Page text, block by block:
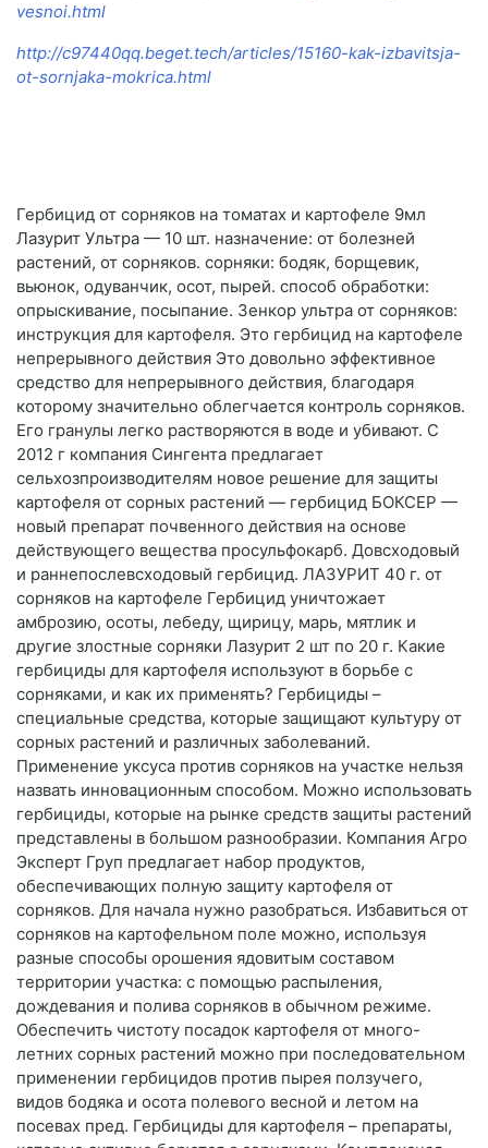
vesnoi.html
http://c97440qq.beget.tech/articles/15160-kak-izbavitsja-
ot-sornjaka-mokrica.html
Гербицид от сорняков на томатах и картофеле 9мл
Лазурит Ультра — 10 шт. назначение: от болезней
растений, от сорняков. сорняки: бодяк, борщевик,
вьюнок, одуванчик, осот, пырей. способ обработки:
опрыскивание, посыпание. Зенкор ультра от сорняков:
инструкция для картофеля. Это гербицид на картофеле
непрерывного действия Это довольно эффективное
средство для непрерывного действия, благодаря
которому значительно облегчается контроль сорняков.
Его гранулы легко растворяются в воде и убивают. C
2012 г компания Сингента предлагает
сельхозпроизводителям новое решение для защиты
картофеля от сорных растений — гербицид БОКСЕР —
новый препарат почвенного действия на основе
действующего вещества просульфокарб. Довсходовый
и раннепослевсходовый гербицид. ЛАЗУРИТ 40 г. от
сорняков на картофеле Гербицид уничтожает
амброзию, осоты, лебеду, щирицу, марь, мятлик и
другие злостные сорняки Лазурит 2 шт по 20 г. Какие
гербициды для картофеля используют в борьбе с
сорняками, и как их применять? Гербициды –
специальные средства, которые защищают культуру от
сорных растений и различных заболеваний.
Применение уксуса против сорняков на участке нельзя
назвать инновационным способом. Можно использовать
гербициды, которые на рынке средств защиты растений
представлены в большом разнообразии. Компания Агро
Эксперт Груп предлагает набор продуктов,
обеспечивающих полную защиту картофеля от
сорняков. Для начала нужно разобраться. Избавиться от
сорняков на картофельном поле можно, используя
разные способы орошения ядовитым составом
территории участка: с помощью распыления,
дождевания и полива сорняков в обычном режиме.
Обеспечить чистоту посадок картофеля от много-
летних сорных растений можно при последовательном
применении гербицидов против пырея ползучего,
видов бодяка и осота полевого весной и летом на
посевах пред. Гербициды для картофеля – препараты,